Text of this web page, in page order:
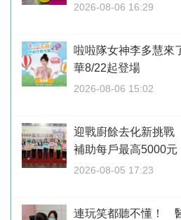
2026-08-06 16:29
啦啦隊女神李多慧
華8/22起登場
2026-08-06 15:02
迎戰廚餘去化新挑
補助每戶最高5000
2026-08-05 17:23
連玩笑都聽不懂！